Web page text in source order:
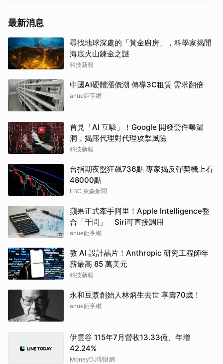
最新消息
尋找地球深處的「黃金廚房」，科學家揭開
海底火山鍊金之謎
科技新報
中國AI硬體漲價潮 傳導3C租賃 需求翻倍
anue鉅亨網
首見「AI 互駭」！Google 開發套件曝漏
洞，揭露代理對代理攻擊風險
科技新報
台指期夜盤狂飆736點 專家揭反彈契機上看
48000點
EBC 東森新聞
蘋果正式牽手阿里！Apple Intelligence整
合「千問」 Siri可直接調用
anue鉅亨網
教 AI 設計晶片！Anthropic 研究工程師年
薪最高 85 萬美元
科技新報
永和豆漿創始人林炳生去世 享壽70歲！
anue鉅亨網
伊雲谷 115年7月營收13.33億、年增
42.24%
MoneyDJ理財網